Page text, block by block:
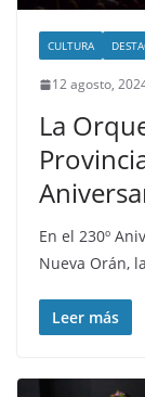
CULTURA
12 agosto,
La
En el 230º
Nueva Orán,
Leer más